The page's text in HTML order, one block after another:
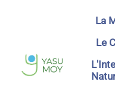
Aller au contenu
La
Le